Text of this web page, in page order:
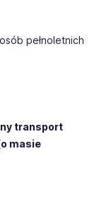
pełnoletnich
transport
masie